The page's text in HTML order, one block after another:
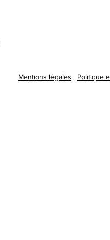
Mentions légales Politique